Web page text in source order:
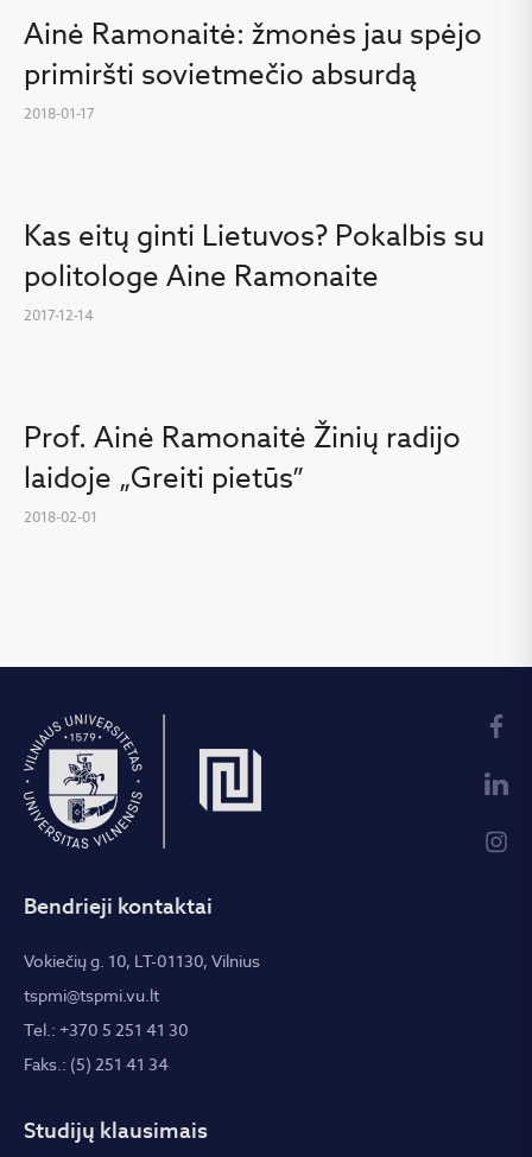
Ainė Ramonaitė: žmonės jau spėjo
primiršti sovietmečio absurdą
2018-01-17
Kas eitų ginti Lietuvos? Pokalbis su
politologe Aine Ramonaite
2017-12-14
Prof. Ainė Ramonaitė Žinių radijo
laidoje „Greiti pietūs”
2018-02-01
Bendrieji kontaktai
Vokiečių g. 10, LT-01130, Vilnius
tspmi@tspmi.vu.lt
Tel.: +370 5 251 41 30
Faks.: (5) 251 41 34
Studijų klausimais